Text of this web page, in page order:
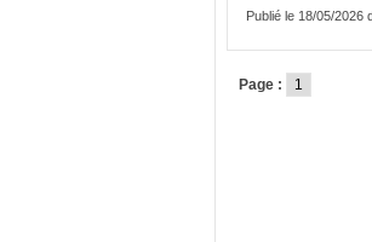
Publié le 18/05/2026
Page : 1